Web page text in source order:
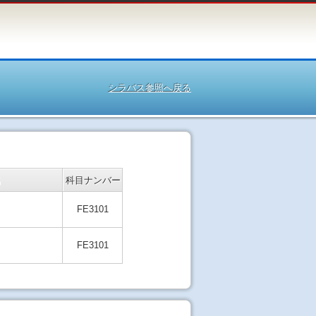
シラバス参照へ戻る
科目ナンバー
FE3101
FE3101